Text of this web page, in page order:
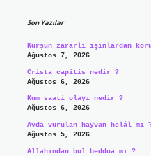
Son Yazılar
Kurşun zararlı ışınlardan
Ağustos 7, 2026
Crista capitis nedir ?
Ağustos 6, 2026
Kum saati olayı nedir ?
Ağustos 6, 2026
Avda vurulan hayvan helâl mi
Ağustos 5, 2026
Allahından bul beddua mı ?